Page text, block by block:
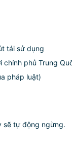
tái sử dụng
phủ Trung
pháp luật)
sẽ tự động ngừng.